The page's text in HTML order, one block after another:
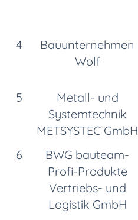
4
Bauunternehmen
Wolf
5
Metall- und
Systemtechnik
METSYSTEC GmbH
6
BWG bauteam-
Profi-Produkte
Vertriebs- und
Logistik GmbH